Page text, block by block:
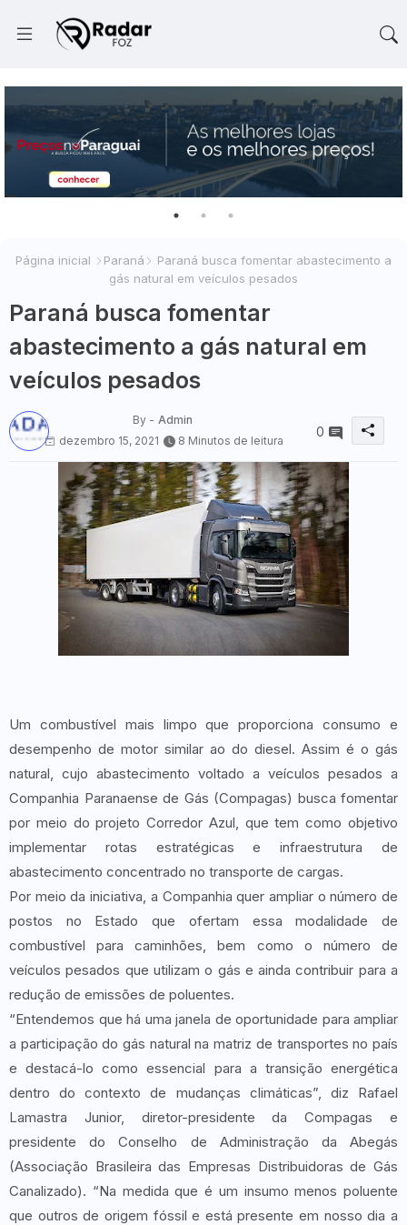
Página inicial Paraná
Paraná busca fomentar abastecimento a
gás natural em veículos pesados
Paraná busca fomentar
abastecimento a gás natural em
veículos pesados
By - Admin
dezembro 15, 2021
8 Minutos de leitura
0
Um combustível mais limpo que proporciona consumo e
desempenho de motor similar ao do diesel. Assim é o gás
natural, cujo abastecimento voltado a veículos pesados a
Companhia Paranaense de Gás (Compagas) busca fomentar
por meio do projeto Corredor Azul, que tem como objetivo
implementar rotas estratégicas e infraestrutura de
abastecimento concentrado no transporte de cargas.
Por meio da iniciativa, a Companhia quer ampliar o número de
postos no Estado que ofertam essa modalidade de
combustível para caminhões, bem como o número de
veículos pesados que utilizam o gás e ainda contribuir para a
redução de emissões de poluentes.
“Entendemos que há uma janela de oportunidade para ampliar
a participação do gás natural na matriz de transportes no país
e destacá-lo como essencial para a transição energética
dentro do contexto de mudanças climáticas”, diz Rafael
Lamastra Junior, diretor-presidente da Compagas e
presidente do Conselho de Administração da Abegás
(Associação Brasileira das Empresas Distribuidoras de Gás
Canalizado). “Na medida que é um insumo menos poluente
que outros de origem fóssil e está presente em nosso dia a